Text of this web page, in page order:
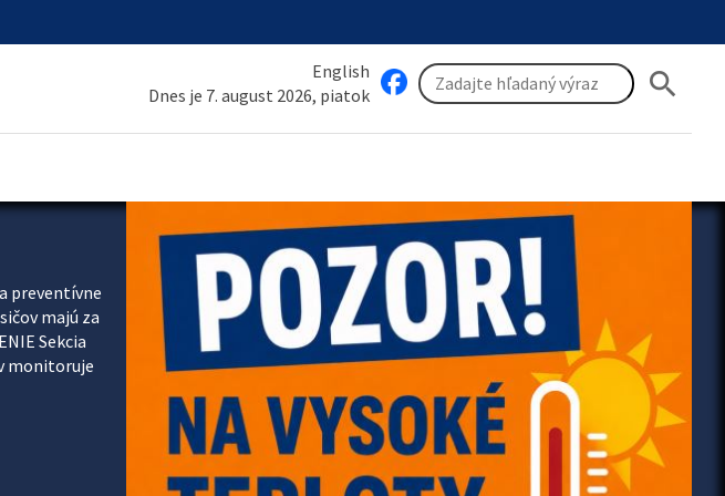
English
Dnes je 7. august 2026, piatok
search
preventívne
majú za
Sekcia
monitoruje